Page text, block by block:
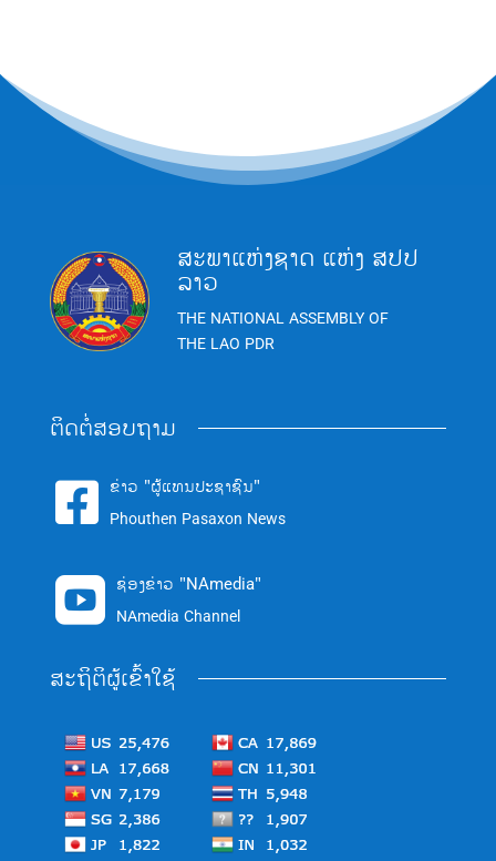
ສະພາແຫ່ງຊາດ ແຫ່ງ ສປປ
ລາວ
THE NATIONAL ASSEMBLY OF
THE LAO PDR
ຕິດຕໍ່ສອບຖາມ
 ຂ່າວ "ຜູ້ແທນປະຊາຊົນ"
Phouthen Pasaxon News
 ຊ່ອງຂ່າວ "NAmedia"
NAmedia Channel
ສະຖິຕິຜູ້ເຂົ້າໃຊ້